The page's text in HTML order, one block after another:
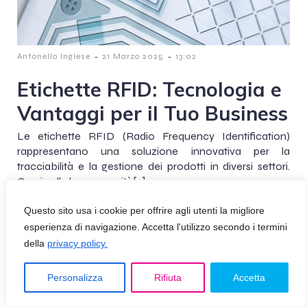
Questo sito usa i cookie per offrire agli utenti la migliore
esperienza di navigazione. Accetta l'utilizzo secondo i termini
della privacy policy.
Personalizza Rifiuta Accetta
Antonello Inglese - 21 Marzo 2025 - 13:02
Etichette RFID: Tecnologia e
Vantaggi per il Tuo Business
Le etichette RFID (Radio Frequency Identification)
rappresentano una soluzione innovativa per la
tracciabilità e la gestione dei prodotti in diversi settori.
Grazie alla loro capacità[…]
© 2026 DEI Srl P.IVA 12721280159 Privacy Policy
Created with BDF COMMUNICATION